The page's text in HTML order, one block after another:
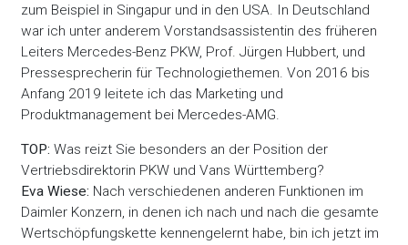
zum Beispiel in Singapur und in den USA. In Deutschland
war ich unter anderem Vorstandsassistentin des früheren
Leiters Mercedes-Benz PKW, Prof. Jürgen Hubbert, und
Pressesprecherin für Technologiethemen. Von 2016 bis
Anfang 2019 leitete ich das Marketing und
Produktmanagement bei Mercedes-AMG.
TOP: Was reizt Sie besonders an der Position der
Vertriebsdirektorin PKW und Vans Württemberg?
Eva Wiese: Nach verschiedenen anderen Funktionen im
Daimler Konzern, in denen ich nach und nach die gesamte
Wertschöpfungskette kennengelernt habe, bin ich jetzt im